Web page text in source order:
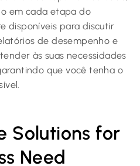
em cada etapa do
disponíveis para discutir
de desempenho e
às suas necessidades
que você tenha o
Solutions for
Need